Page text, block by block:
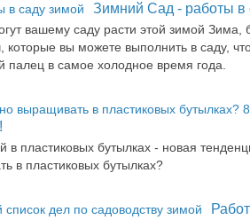
Зимний Сад - работы в
вашему саду расти этой зимой
которые вы можете выполнить в саду,
палец в самое холодное время года.
пластиковых бутылках - новая
в пластиковых бутылках?